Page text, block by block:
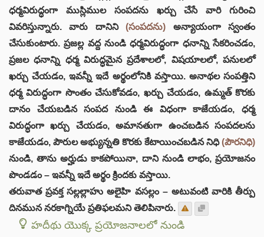
ధర్మవిరుద్ధంగా ముస్లిముల సంపదను ఖర్చు చేసే వారి గురించి
వివరిస్తున్నారు. వారు దానిని(సంపదను) అన్యాయంగా స్వంతం
చేసుకుంటారు. ప్రజల్ల వద్ద నుండి ధర్మవిరుద్ధంగా ధనాన్ని సేకరించడం,
ప్రజల ధనాన్ని ధర్మ విరుద్ధమైన ప్రదేశాలలో, విషయాలలో, పనులలో
ఖర్చు చేయడం, ఇవన్నీ ఇదే అర్థంలోనికి వస్తాయి. అనాథల సంపత్తిని
ధర్మ విరుద్ధంగా సొంతం చేసుకోవడం, ఖర్చు చేయడం, ఉమ్మత్ కొరకు
దానం చేయబడిన సంపద నుండి ఈ విధంగా కాజేయడం, ధర్మ
విరుద్ధంగా ఖర్చు చేయడం, అమానతుగా ఉంచబడిన సంపదలను
కాజేయడం, పౌరుల అభ్యున్నతి కొరకు కేటాయించబడిన నిధి(పౌరనిధి)
నుండి, తాను అర్హుడు కాకపోయినా, దాని నుండి లాభం, ప్రయోజనం
పొండడం – ఇవన్నీ ఇదే అర్థం క్రిందకు వస్తాయి.
తరువాత ప్రవక్త సల్లల్లాహు అలైహి వసల్లం – అటువంటి వారికి తీర్పు
దినమున నరకాగ్నియే ప్రతిఫలమని తెలిపినారు.
హదీథు యొక్క ప్రయోజనాలలో నుండి